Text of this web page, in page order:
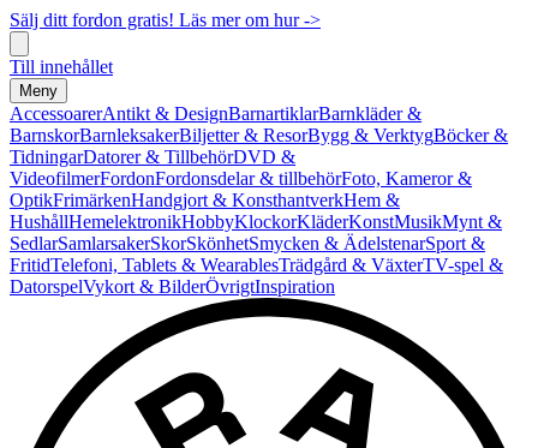
Sälj ditt fordon gratis! Läs mer om hur ->
Till innehållet
Meny
AccessoarerAntikt & DesignBarnartiklarBarnkläder &
BarnskorBarnleksakerBiljetter & ResorBygg & VerktygBöcker &
TidningarDatorer & TillbehörDVD &
VideofilmerFordonFordonsdelar & tillbehörFoto, Kameror &
OptikFrimärkenHandgjort & KonsthantverkHem &
HushållHemelektronikHobbyKlockorKläderKonstMusikMynt &
SedlarSamlarsakerSkorSkönhetSmycken & ÄdelstenarSport &
FritidTelefoni, Tablets & WearablesTrädgård & VäxterTV-spel &
DatorspelVykort & BilderÖvrigtInspiration